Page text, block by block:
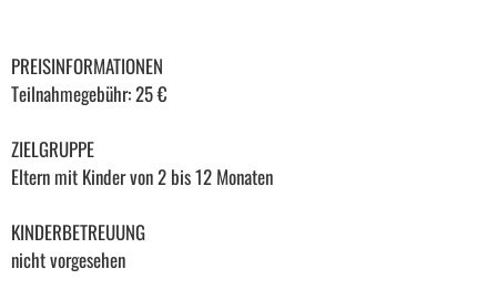
PREISINFORMATIONEN
Teilnahmegebühr: 25 €
ZIELGRUPPE
Eltern mit Kinder von 2 bis 12 Monaten
KINDERBETREUUNG
nicht vorgesehen